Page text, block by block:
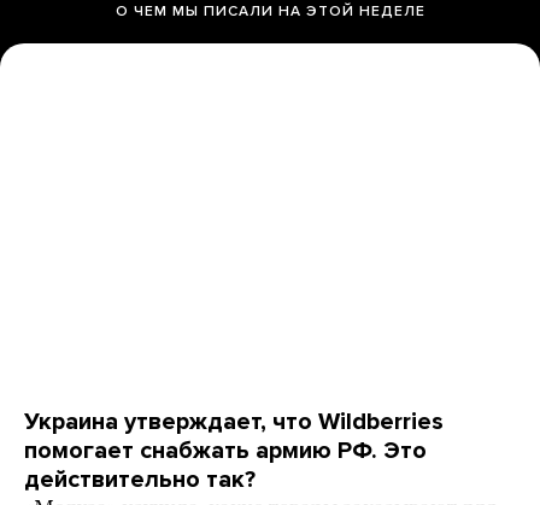
О ЧЕМ МЫ ПИСАЛИ НА ЭТОЙ НЕДЕЛЕ
Украина утверждает, что Wildberries
помогает снабжать армию РФ. Это
действительно так?